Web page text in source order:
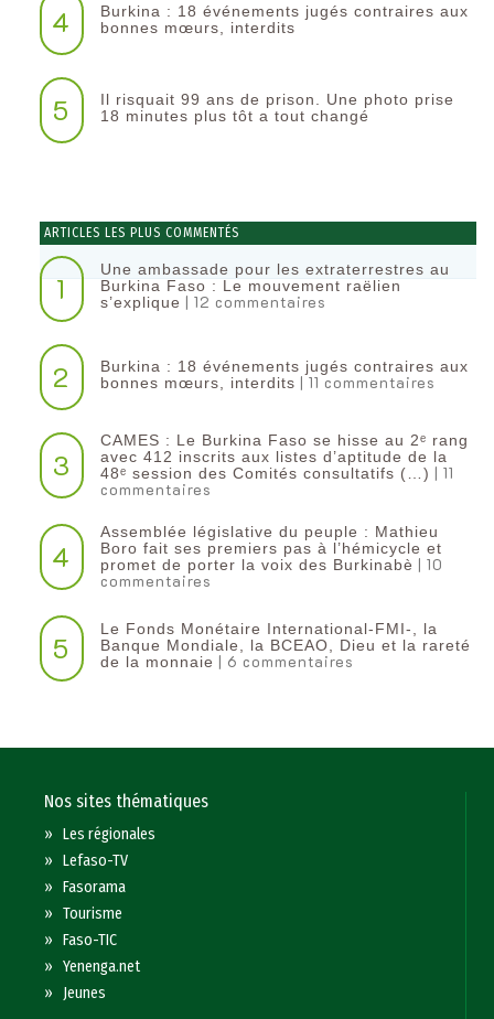
4
Burkina : 18 événements jugés contraires aux
bonnes mœurs, interdits
5
Il risquait 99 ans de prison. Une photo prise
18 minutes plus tôt a tout changé
ARTICLES LES PLUS COMMENTÉS
1
Une ambassade pour les extraterrestres au
Burkina Faso : Le mouvement raëlien
s’explique | 12 commentaires
2
Burkina : 18 événements jugés contraires aux
bonnes mœurs, interdits | 11 commentaires
3
CAMES : Le Burkina Faso se hisse au 2ᵉ rang
avec 412 inscrits aux listes d’aptitude de la
48ᵉ session des Comités consultatifs (…) | 11
commentaires
4
Assemblée législative du peuple : Mathieu
Boro fait ses premiers pas à l’hémicycle et
promet de porter la voix des Burkinabè | 10
commentaires
5
Le Fonds Monétaire International-FMI-, la
Banque Mondiale, la BCEAO, Dieu et la rareté
de la monnaie | 6 commentaires
Nos sites thématiques
»Les régionales
»Lefaso-TV
»Fasorama
»Tourisme
»Faso-TIC
»Yenenga.net
» Jeunes